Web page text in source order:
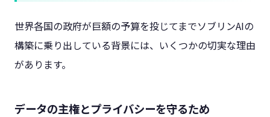
世界各国の政府が巨額の予算を投じてまでソブリンAIの
構築に乗り出している背景には、いくつかの切実な理由
があります。
データの主権とプライバシーを守るため